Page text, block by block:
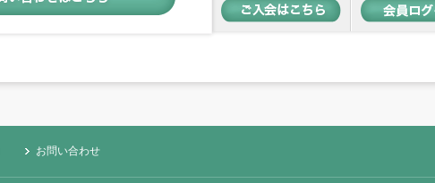
お問い合わせ